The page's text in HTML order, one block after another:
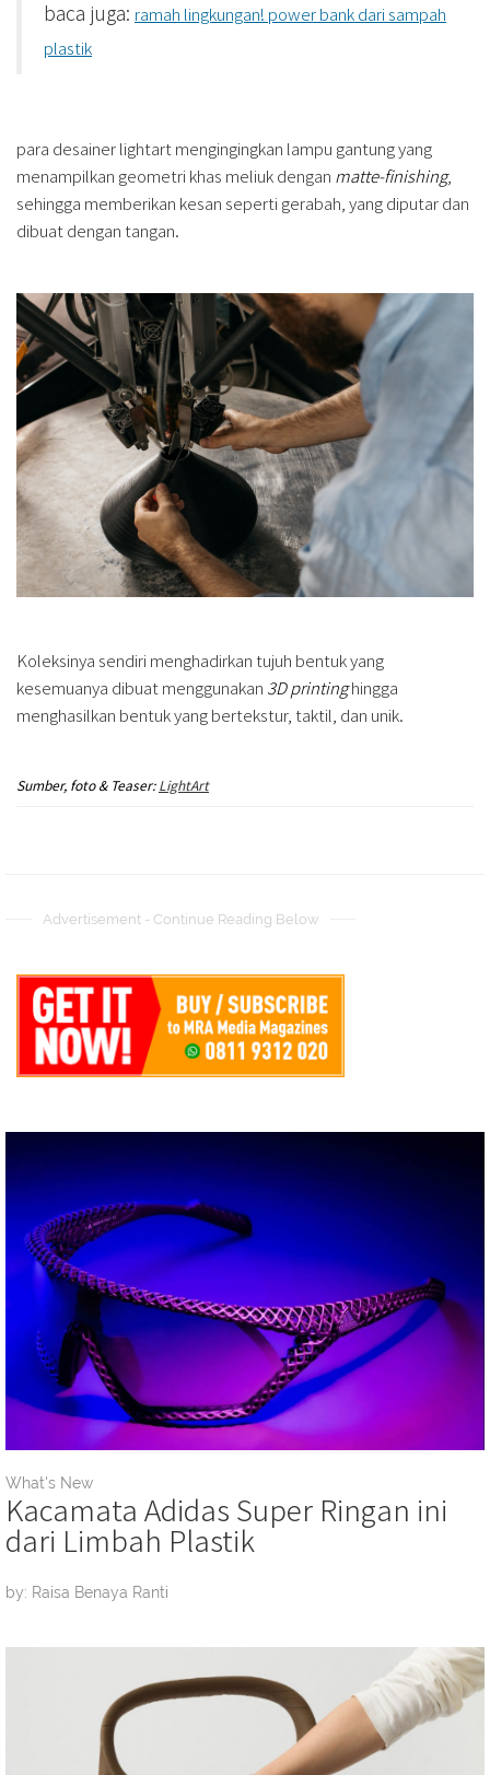
baca juga: ramah lingkungan! power bank dari sampah
plastik
para desainer lightart mengingingkan lampu gantung yang
menampilkan geometri khas meliuk dengan matte-finishing,
sehingga memberikan kesan seperti gerabah, yang diputar dan
dibuat dengan tangan.
Koleksinya sendiri menghadirkan tujuh bentuk yang
kesemuanya dibuat menggunakan 3D printinghingga
menghasilkan bentuk yang bertekstur, taktil, dan unik.
Sumber, foto & Teaser:LightArt
Advertisement - Continue Reading Below
What's New
Kacamata Adidas Super Ringan ini
dari Limbah Plastik
by: Raisa Benaya Ranti